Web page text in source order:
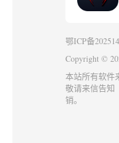
鄂ICP备
Copyright ©
本站所有软件
敬请来信告知
销。